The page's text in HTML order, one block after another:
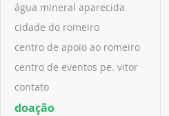
água mineral aparecida
cidade do romeiro
centro de apoio ao romeiro
centro de eventos pe. vitor
contato
doação